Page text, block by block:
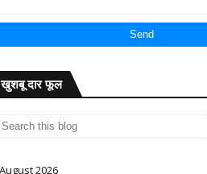
खुशबू दार फूल
August 2026